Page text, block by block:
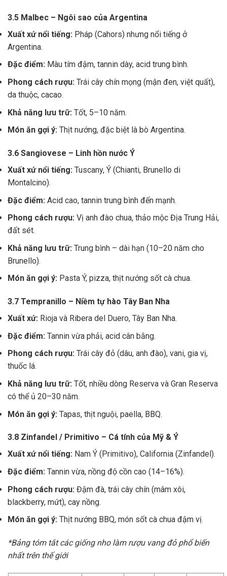
3.5 Malbec – Ngôi sao của Argentina
Xuất xứ nổi tiếng: Pháp (Cahors) nhưng nổi tiếng ở
Argentina.
Đặc điểm: Màu tím đậm, tannin dày, acid trung bình.
Phong cách rượu: Trái cây chín mọng (mận đen, việt quất),
da thuộc, cacao.
Khả năng lưu trữ: Tốt, 5–10 năm.
Món ăn gợi ý: Thịt nướng, đặc biệt là bò Argentina.
3.6 Sangiovese – Linh hồn nước Ý
Xuất xứ nổi tiếng: Tuscany, Ý (Chianti, Brunello di
Montalcino).
Đặc điểm: Acid cao, tannin trung bình đến mạnh.
Phong cách rượu: Vị anh đào chua, thảo mộc Địa Trung Hải,
đất sét.
Khả năng lưu trữ: Trung bình – dài hạn (10–20 năm cho
Brunello).
Món ăn gợi ý: Pasta Ý, pizza, thịt nướng sốt cà chua.
3.7 Tempranillo – Niềm tự hào Tây Ban Nha
Xuất xứ: Rioja và Ribera del Duero, Tây Ban Nha.
Đặc điểm: Tannin vừa phải, acid cân bằng.
Phong cách rượu: Trái cây đỏ (dâu, anh đào), vani, gia vị,
thuốc lá.
Khả năng lưu trữ: Tốt, nhiều dòng Reserva và Gran Reserva
có thể ủ 20–30 năm.
Món ăn gợi ý: Tapas, thịt nguội, paella, BBQ.
3.8 Zinfandel / Primitivo – Cá tính của Mỹ & Ý
Xuất xứ nổi tiếng: Nam Ý (Primitivo), California (Zinfandel).
Đặc điểm: Tannin vừa, nồng độ cồn cao (14–16%).
Phong cách rượu: Đậm đà, trái cây chín (mâm xôi,
blackberry, mứt), cay nồng.
Món ăn gợi ý: Thịt nướng BBQ, món sốt cà chua đậm vị.
*Bảng tóm tắt các giống nho làm rượu vang đỏ phổ biến
nhất trên thế giới